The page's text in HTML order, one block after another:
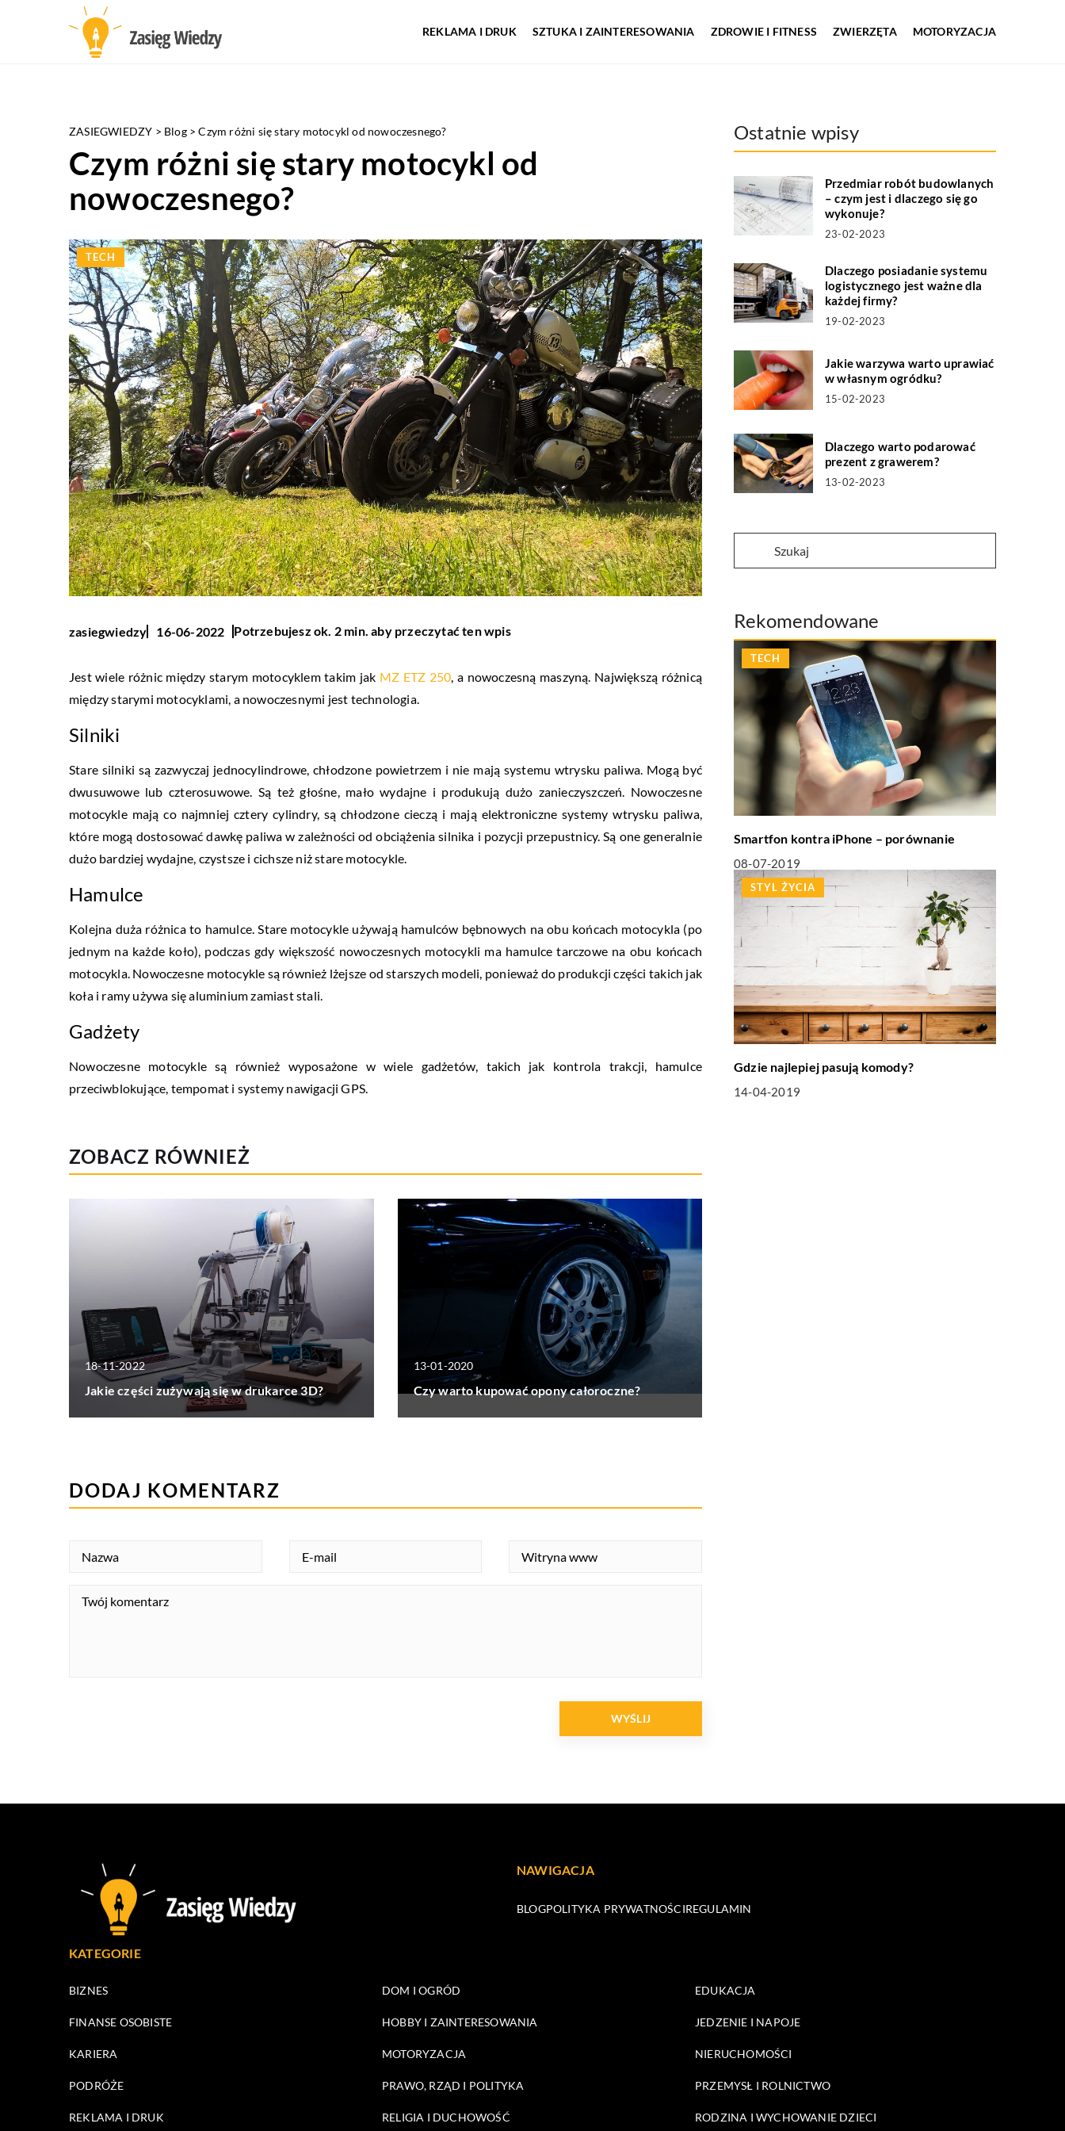
REKLAMA I DRUK SZTUKA I ZAINTERESOWANIA ZDROWIE I FITNESS ZWIERZĘTA MOTORYZACJA
ZASIEGWIEDZY > Blog>Czym różni się stary motocykl od nowoczesnego?
Czym różni się stary motocykl od
nowoczesnego?
TECH
zasiegwiedzy 16-06-2022 Potrzebujesz ok. 2 min. aby przeczytać ten wpis
Jest wiele różnic między starym motocyklem takim jak MZ ETZ 250, a nowoczesną maszyną. Największą różnicą
między starymi motocyklami, a nowoczesnymi jest technologia.
Silniki
Stare silniki są zazwyczaj jednocylindrowe, chłodzone powietrzem i nie mają systemu wtrysku paliwa. Mogą być
dwusuwowe lub czterosuwowe. Są też głośne, mało wydajne i produkują dużo zanieczyszczeń. Nowoczesne
motocykle mają co najmniej cztery cylindry, są chłodzone cieczą i mają elektroniczne systemy wtrysku paliwa,
które mogą dostosować dawkę paliwa w zależności od obciążenia silnika i pozycji przepustnicy. Są one generalnie
dużo bardziej wydajne, czystsze i cichsze niż stare motocykle.
Hamulce
Kolejna duża różnica to hamulce. Stare motocykle używają hamulców bębnowych na obu końcach motocykla (po
jednym na każde koło), podczas gdy większość nowoczesnych motocykli ma hamulce tarczowe na obu końcach
motocykla. Nowoczesne motocykle są również lżejsze od starszych modeli, ponieważ do produkcji części takich jak
koła i ramy używa się aluminium zamiast stali.
Gadżety
Nowoczesne motocykle są również wyposażone w wiele gadżetów, takich jak kontrola trakcji, hamulce
przeciwblokujące, tempomat i systemy nawigacji GPS.
ZOBACZ RÓWNIEŻ
18-11-2022
Jakie części zużywają się w drukarce 3D?
13-01-2020
Czy warto kupować opony całoroczne?
Ostatnie wpisy
Przedmiar robót budowlanych
– czym jest i dlaczego się go
wykonuje?
23-02-2023
Dlaczego posiadanie systemu
logistycznego jest ważne dla
każdej firmy?
19-02-2023
Jakie warzywa warto uprawiać
w własnym ogródku?
15-02-2023
Dlaczego warto podarować
prezent z grawerem?
13-02-2023
Rekomendowane
TECH
Smartfon kontra iPhone – porównanie
08-07-2019
STYL ŻYCIA
Gdzie najlepiej pasują komody?
14-04-2019
DODAJ KOMENTARZ
NAWIGACJA
BLOGPOLITYKA PRYWATNOŚCIREGULAMIN
KATEGORIE
BIZNES DOM I OGRÓD EDUKACJA
FINANSE OSOBISTE HOBBY I ZAINTERESOWANIA JEDZENIE I NAPOJE
KARIERA MOTORYZACJA NIERUCHOMOŚCI
PODRÓŻE PRAWO, RZĄD I POLITYKA PRZEMYSŁ I ROLNICTWO
REKLAMA I DRUK RELIGIA I DUCHOWOŚĆ RODZINA I WYCHOWANIE DZIECI